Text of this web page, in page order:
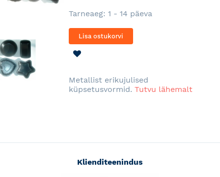
Tarneaeg: 1 - 14 päeva
Lisa ostukorvi
Metallist erikujulised
küpsetusvormid. Tutvu lähemalt
Klienditeenindus